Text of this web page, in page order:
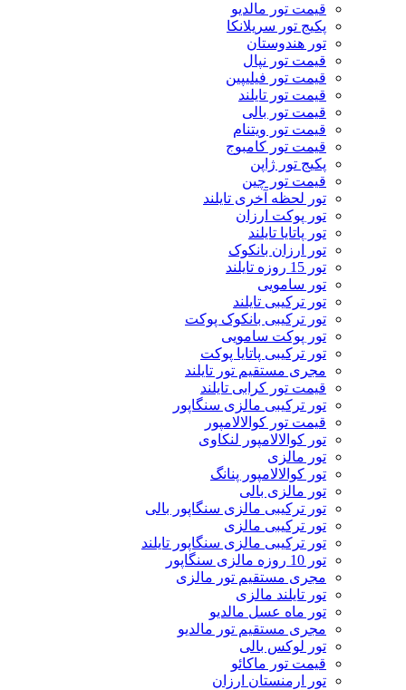
قیمت تور مالدیو
پکیج تور سریلانکا
تور هندوستان
قیمت تور نپال
قیمت تور فیلیپین
قیمت تور تایلند
قیمت تور بالی
قیمت تور ویتنام
قیمت تور کامبوج
پکیج تور ژاپن
قیمت تور چین
تور لحظه آخری تایلند
تور پوکت ارزان
تور پاتايا تايلند
تور ارزان بانکوک
تور 15 روزه تایلند
تور سامویی
تور ترکیبی تایلند
تور ترکیبی بانکوک پوکت
تور پوکت سامویی
تور ترکیبی پاتایا پوکت
مجری مستقیم تور تایلند
قیمت تور کرابی تایلند
تور ترکیبی مالزی سنگاپور
قیمت تور کوالالامپور
تور کوالالامپور لنکاوی
تور مالزی
تور کوالالامپور پنانگ
تور مالزی بالی
تور ترکیبی مالزی سنگاپور بالی
تور ترکیبی مالزی
تور ترکیبی مالزی سنگاپور تایلند
تور 10 روزه مالزی سنگاپور
مجری مستقیم تور مالزی
تور تایلند مالزی
تور ماه عسل مالدیو
مجری مستقیم تور مالدیو
تور لوکس بالی
قیمت تور ماکائو
تور ارمنستان ارزان